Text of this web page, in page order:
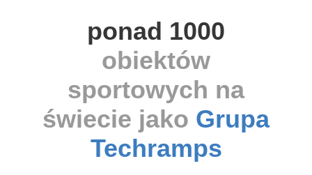
ponad 1000
obiektów
sportowych na
świecie jako Grupa
Techramps